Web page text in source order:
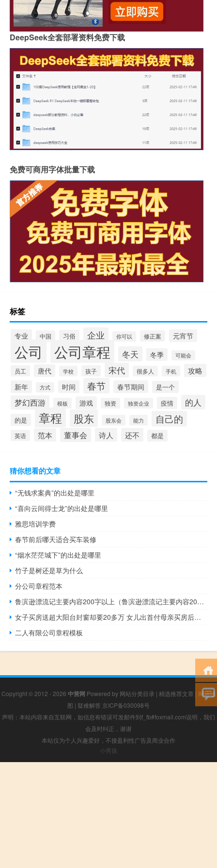
DeepSeek全套部署资料免费下载
免费可商用字体批量下载
标签
专业 中国 习俗 企业 你可以 修正案 元宵节
公司 公司章程 冬天 冬季 可能会
员工 唐代 学校 孩子 宋代 很多人 手机 攻略
新年 方式 时间 春节 春节期间 是一个
梦幻西游 模板 游戏 独资 独资企业 疫情 的人
的是 章程 股东 股东会 能力 自己的
英语 范本 董事会 诗人 还不 都是
猜你想看的文章
“无钱求案典”的出处是哪里
“喜向云间得士龙”的出处是哪里
雅思培训学费
春节前后哪天适合买车装修
“烟水茫茫城下”的出处是哪里
竹子是树还是草为什么
分公司章程范本
鲁滨逊漂流记主要内容200字以上（鲁滨逊漂流记主要内容200字）
女子买房送超大阳台封窗却要20多万 女儿出首付母亲买房后把产权给儿子
二人有限公司章程模板
Copyright © 2012 - 2026 中营网 Powered by 网站分类目录 | 精选推荐文章 | 网站地
图 | 疑难解答 京ICP备030098号
声明：本站内容来自互联网，如信息有错误可发邮件到f_fb#foxmail.com说明，我们
会及时纠正，谢谢
本站仅为个人兴趣爱好，不接盈利性广告及商业合作
小男孩